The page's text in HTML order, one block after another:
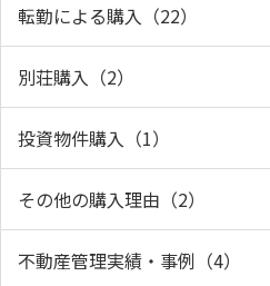
転勤による購入（22）
別荘購入（2）
投資物件購入（1）
その他の購入理由（2）
不動産管理実績・事例（4）